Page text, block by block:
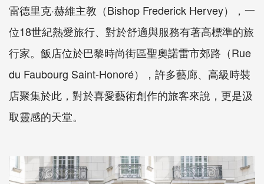
雷德里克·赫維主教（Bishop Frederick Hervey），一
位18世紀熱愛旅行、對於舒適與服務有著高標準的旅
行家。飯店位於巴黎時尚街區聖奧諾雷市郊路（Rue
du Faubourg Saint-Honoré），許多藝廊、高級時裝
店聚集於此，對於喜愛藝術創作的旅客來說，更是汲
取靈感的天堂。